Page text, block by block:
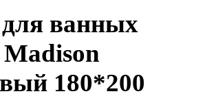
ванных
180*200